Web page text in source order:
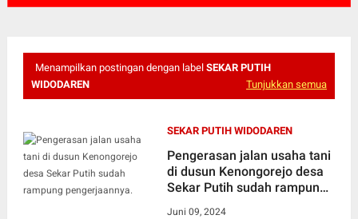
Menampilkan postingan dengan label SEKAR PUTIH
WIDODAREN
Tunjukkan semua
SEKAR PUTIH WIDODAREN
Pengerasan jalan usaha tani
di dusun Kenongorejo desa
Sekar Putih sudah rampung
Juni 09, 2024